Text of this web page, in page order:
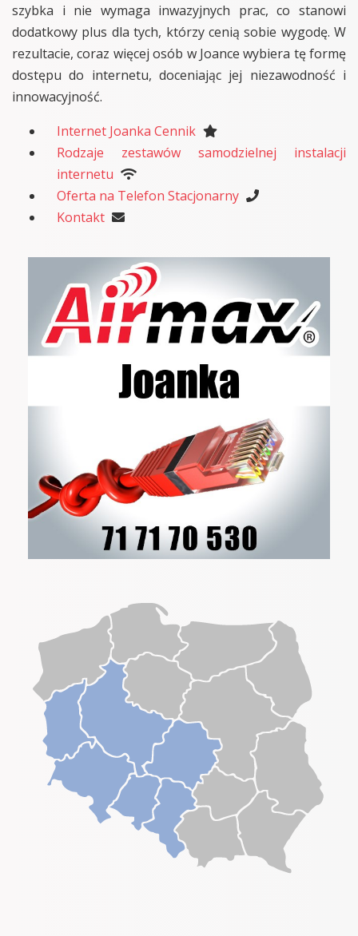
szybka i nie wymaga inwazyjnych prac, co stanowi
dodatkowy plus dla tych, którzy cenią sobie wygodę. W
rezultacie, coraz więcej osób w Joance wybiera tę formę
dostępu do internetu, doceniając jej niezawodność i
innowacyjność.
Internet Joanka Cennik
Rodzaje zestawów samodzielnej instalacji
internetu
Oferta na Telefon Stacjonarny
Kontakt